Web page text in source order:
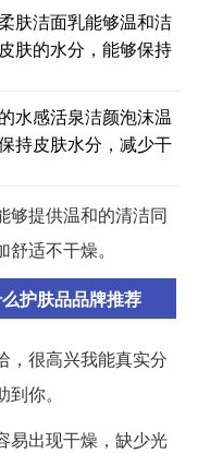
肤洁面乳能够温和洁
肤的水分，能够保持
水感活泉洁颜泡沫温
持皮肤水分，减少干
够提供温和的清洁同
适不干燥。
护肤品品牌推荐
，很高兴我能真实分
你。
易出现干燥，缺少光